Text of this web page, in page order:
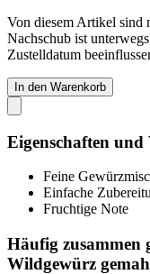
Von diesem Artikel sind
Nachschub ist
Zustelldatum
In den Warenkorb
Eigenschaften und
Feine
Einfache
Fruchtige Note
Häufig
Wildgewürz